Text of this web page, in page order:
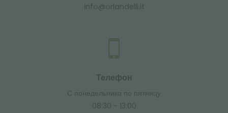
info@orlandelli.it
Телефон
С понедельника по пятницу
08:30 - 13:00